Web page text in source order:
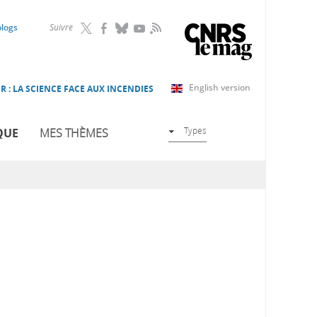
Suivre RSS
English version
: LA SCIENCE FACE AUX INCENDIES
MES THÈMES Types